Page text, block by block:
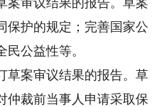
审议结果的报告。草案
保护的规定；完善国家公
公益性等。
案审议结果的报告。草
仲裁前当事人申请采取保